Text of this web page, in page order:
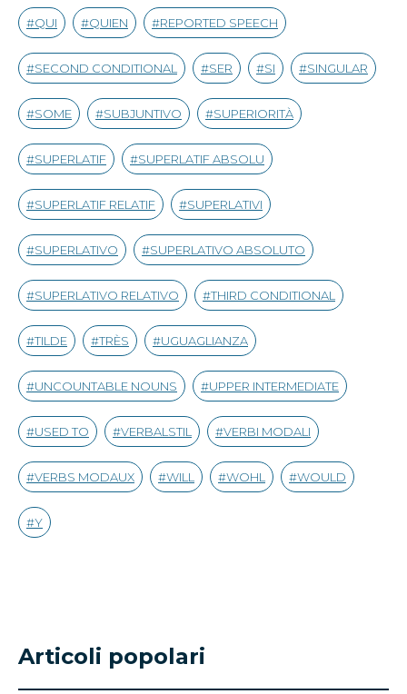
QUI QUIEN REPORTED SPEECH
SECOND CONDITIONAL SER SI SINGULAR
SOME SUBJUNTIVO SUPERIORITÀ
SUPERLATIF SUPERLATIF ABSOLU
SUPERLATIF RELATIF SUPERLATIVI
SUPERLATIVO SUPERLATIVO ABSOLUTO
SUPERLATIVO RELATIVO THIRD CONDITIONAL
TILDE TRÈS UGUAGLIANZA
UNCOUNTABLE NOUNS UPPER INTERMEDIATE
USED TO VERBALSTIL VERBI MODALI
VERBS MODAUX WILL WOHL WOULD
Y
Articoli popolari